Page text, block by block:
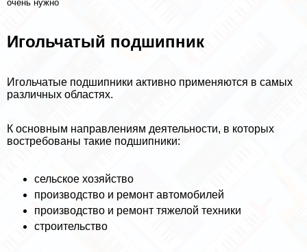
очень нужно
Игольчатый подшипник
Игольчатые подшипники активно применяются в самых
различных областях.
К основным направлениям деятельности, в которых
востребованы такие подшипники:
сельское хозяйство
производство и ремонт автомобилей
производство и ремонт тяжелой техники
строительство